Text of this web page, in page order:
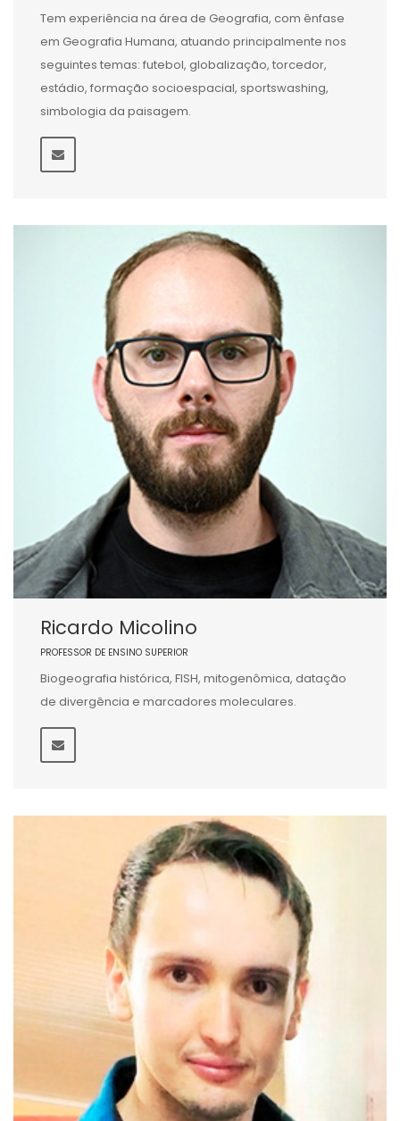
Tem experiência na área de Geografia, com ênfase
em Geografia Humana, atuando principalmente nos
seguintes temas: futebol, globalização, torcedor,
estádio, formação socioespacial, sportswashing,
simbologia da paisagem.
Ricardo Micolino
PROFESSOR DE ENSINO SUPERIOR
Biogeografia histórica, FISH, mitogenômica, datação
de divergência e marcadores moleculares.